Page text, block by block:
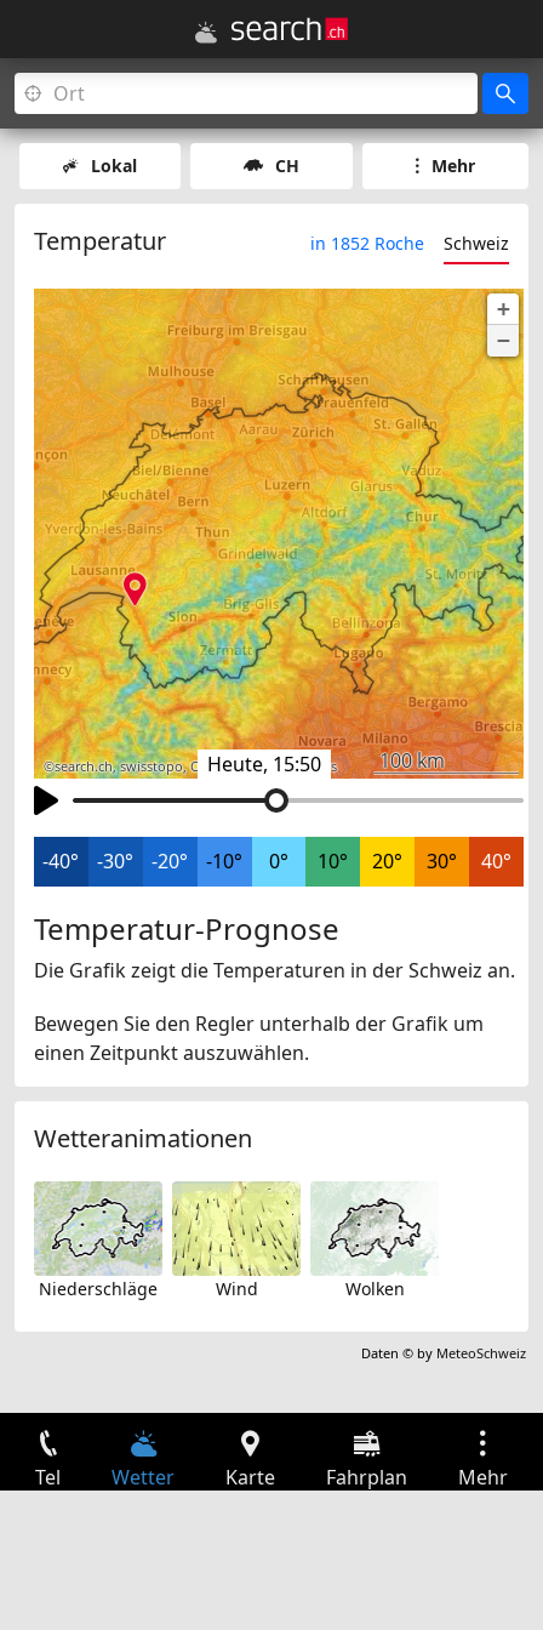
Lokal CH Mehr
Temperatur in 1852 Roche Schweiz
Heute, 15:50
+
−
©search.ch,swisstopo,OpenStreetMap,others 100 km
-40° -30° -20° -10° 0° 10° 20° 30° 40°
Temperatur-Prognose
Die Grafik zeigt die Temperaturen in der Schweiz an.
Bewegen Sie den Regler unterhalb der Grafik um
einen Zeitpunkt auszuwählen.
Wetteranimationen
Niederschläge Wind Wolken
Daten © by MeteoSchweiz
Tel Wetter Karte Fahrplan Mehr